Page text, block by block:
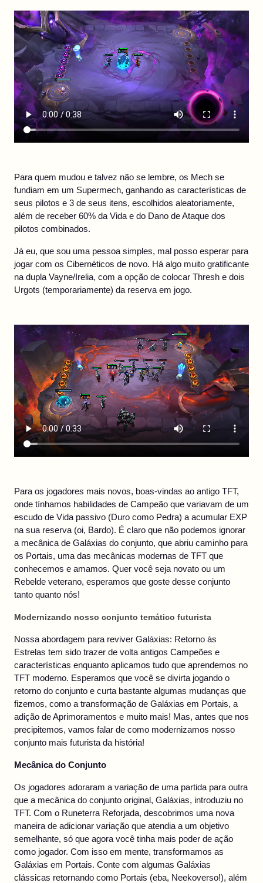
Para quem mudou e talvez não se lembre, os Mech se
fundiam em um Supermech, ganhando as características de
seus pilotos e 3 de seus itens, escolhidos aleatoriamente,
além de receber 60% da Vida e do Dano de Ataque dos
pilotos combinados.
Já eu, que sou uma pessoa simples, mal posso esperar para
jogar com os Cibernéticos de novo. Há algo muito gratificante
na dupla Vayne/Irelia, com a opção de colocar Thresh e dois
Urgots (temporariamente) da reserva em jogo.
Para os jogadores mais novos, boas-vindas ao antigo TFT,
onde tínhamos habilidades de Campeão que variavam de um
escudo de Vida passivo (Duro como Pedra) a acumular EXP
na sua reserva (oi, Bardo). É claro que não podemos ignorar
a mecânica de Galáxias do conjunto, que abriu caminho para
os Portais, uma das mecânicas modernas de TFT que
conhecemos e amamos. Quer você seja novato ou um
Rebelde veterano, esperamos que goste desse conjunto
tanto quanto nós!
Modernizando nosso conjunto temático futurista
Nossa abordagem para reviver Galáxias: Retorno às
Estrelas tem sido trazer de volta antigos Campeões e
características enquanto aplicamos tudo que aprendemos no
TFT moderno. Esperamos que você se divirta jogando o
retorno do conjunto e curta bastante algumas mudanças que
fizemos, como a transformação de Galáxias em Portais, a
adição de Aprimoramentos e muito mais! Mas, antes que nos
precipitemos, vamos falar de como modernizamos nosso
conjunto mais futurista da história!
Mecânica do Conjunto
Os jogadores adoraram a variação de uma partida para outra
que a mecânica do conjunto original, Galáxias, introduziu no
TFT. Com o Runeterra Reforjada, descobrimos uma nova
maneira de adicionar variação que atendia a um objetivo
semelhante, só que agora você tinha mais poder de ação
como jogador. Com isso em mente, transformamos as
Galáxias em Portais. Conte com algumas Galáxias
clássicas retornando como Portais (eba, Neekoverso!), além